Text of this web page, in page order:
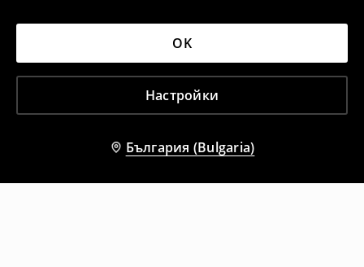
Настройки
OK
България (Bulgaria)